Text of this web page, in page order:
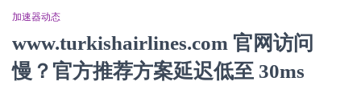
加速器动态
www.turkishairlines.com 官网访问
慢？官方推荐方案延迟低至 30ms